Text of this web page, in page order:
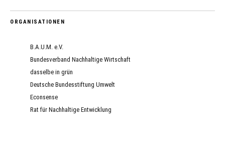
ORGANISATIONEN
B.A.U.M. e.V.
Bundesverband Nachhaltige Wirtschaft
dasselbe in grün
Deutsche Bundesstiftung Umwelt
Econsense
Rat für Nachhaltige Entwicklung